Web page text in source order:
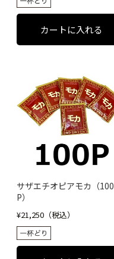
サザエチオピアモカ（100
P）
¥21,250（税込）